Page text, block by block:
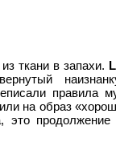
ткани в запахи.
правила
на образ